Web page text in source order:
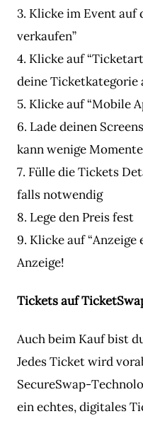
3. Klicke im Event auf
verkaufen”
4. Klicke auf
deine Ticketkategorie
5. Klicke auf “Mobile
6. Lade deinen
kann wenige
7. Fülle die Tickets
falls notwendig
8. Lege den Preis fest
9. Klicke auf
Anzeige!
Tickets auf
Auch beim Kauf bist
Jedes Ticket wird
SecureSwap-
ein echtes, digitales